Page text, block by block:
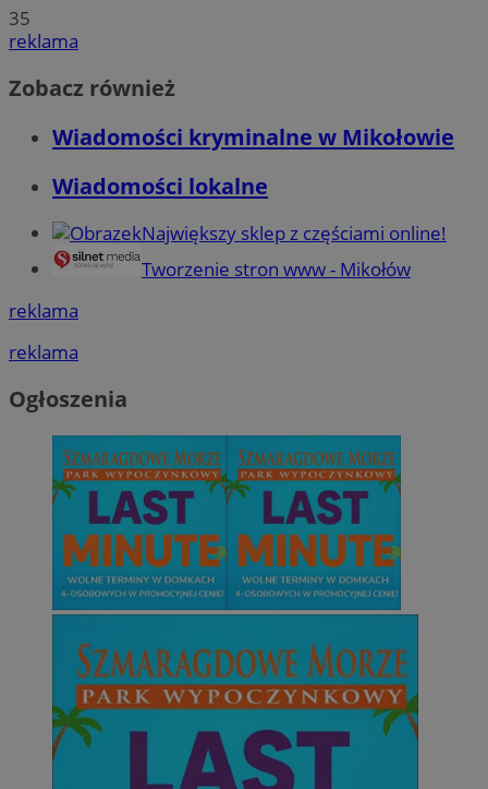
35
reklama
Zobacz również
Wiadomości kryminalne w Mikołowie
Wiadomości lokalne
Największy sklep z częściami online!
Tworzenie stron www - Mikołów
reklama
reklama
Ogłoszenia